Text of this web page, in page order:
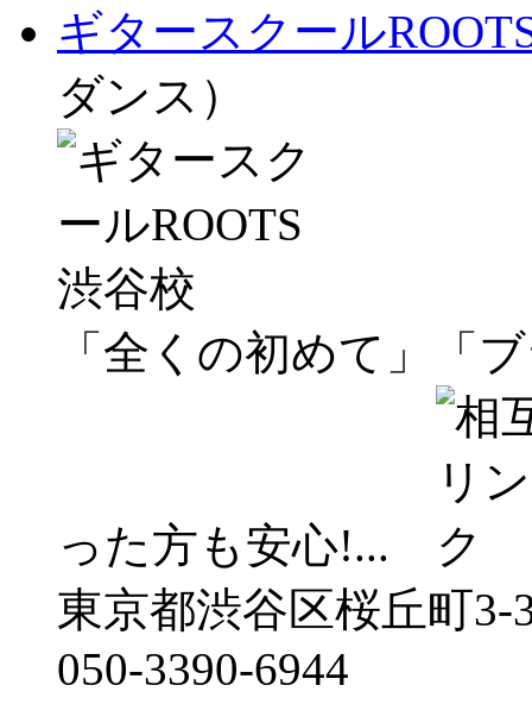
ギタースクール
ダンス）
「全くの初めて」「
った方も安心!...
東京都渋谷区桜丘町3-
050-3390-6944